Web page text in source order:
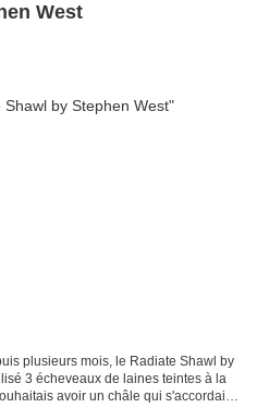
West
plusieurs mois, le Radiate Shawl by
3 écheveaux de laines teintes à la
avoir un châle qui s'accordait